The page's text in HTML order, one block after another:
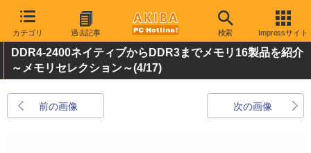
カテゴリ 過去記事 検索 Impressサイト
DDR4-2400ネイティブからDDR3までメモリ16製品を紹介
～メモリセレクション～(4/17)
前の画像 次の画像